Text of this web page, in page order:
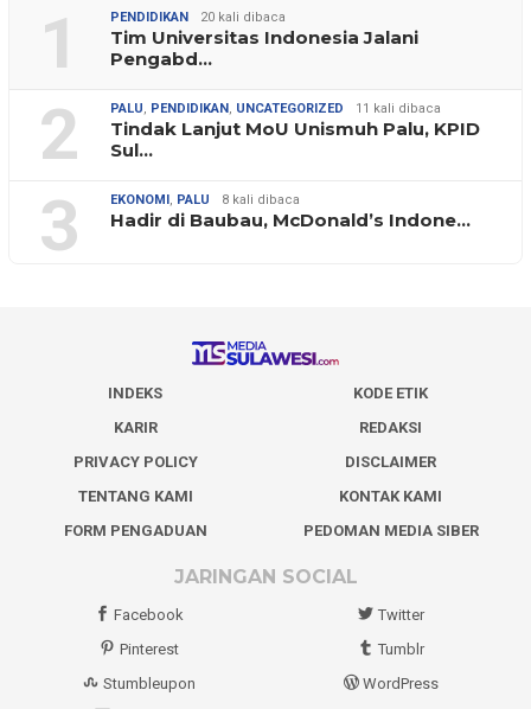
1 PENDIDIKAN 20 kali dibaca
Tim Universitas Indonesia Jalani
Pengabd…
2 PALU, PENDIDIKAN , UNCATEGORIZED 11 kali dibaca
Tindak Lanjut MoU Unismuh Palu, KPID
Sul…
3 EKONOMI , PALU 8 kali dibaca
Hadir di Baubau, McDonald’s Indone…
INDEKS
KODE ETIK
KARIR
REDAKSI
PRIVACY POLICY
DISCLAIMER
TENTANG KAMI
KONTAK KAMI
FORM PENGADUAN
PEDOMAN MEDIA SIBER
JARINGAN SOCIAL
Facebook
Twitter
Pinterest
Tumblr
Stumbleupon
WordPress